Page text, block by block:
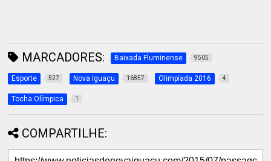
MARCADORES: Baixada Fluminense 9505
Esporte 527 Nova Iguaçu 16857 Olimpíada 2016 4
Tocha Olímpica 1
COMPARTILHE: